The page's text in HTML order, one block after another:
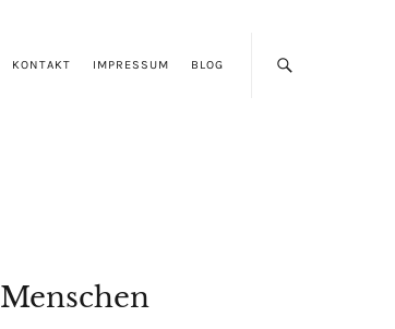
KONTAKT IMPRESSUM BLOG
Menschen